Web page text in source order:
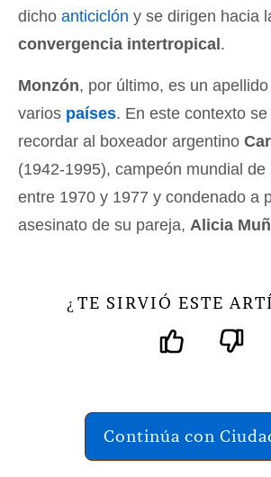
dicho anticiclón y se dirigen hacia
convergencia intertropical .
Monzón, por último, es un
varios países. En este contexto
recordar al boxeador argentino
(1942-1995), campeón mundial
entre 1970 y 1977 y condenado a
asesinato de su pareja, Alicia
¿ TE SIRVIÓ ESTE
Continúa con